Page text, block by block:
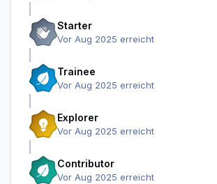
Starter
Vor Aug 2025 erreicht
Trainee
Vor Aug 2025 erreicht
Explorer
Vor Aug 2025 erreicht
Contributor
Vor Aug 2025 erreicht